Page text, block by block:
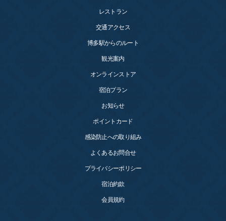
レストラン
交通アクセス
博多駅からのルート
観光案内
オンラインストア
宿泊プラン
お知らせ
ポイントカード
感染防止への取り組み
よくあるお問合せ
プライバシーポリシー
宿泊約款
会員規約